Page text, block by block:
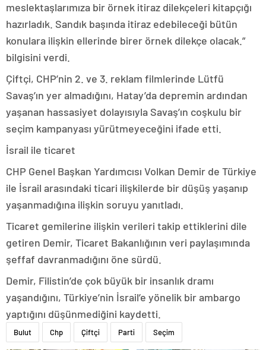
meslektaşlarımıza bir örnek itiraz dilekçeleri kitapçığı
hazırladık. Sandık başında itiraz edebileceği bütün
konulara ilişkin ellerinde birer örnek dilekçe olacak.”
bilgisini verdi.
Çiftçi, CHP’nin 2. ve 3. reklam filmlerinde Lütfü
Savaş’ın yer almadığını, Hatay’da depremin ardından
yaşanan hassasiyet dolayısıyla Savaş’ın coşkulu bir
seçim kampanyası yürütmeyeceğini ifade etti.
İsrail ile ticaret
CHP Genel Başkan Yardımcısı Volkan Demir de Türkiye
ile İsrail arasındaki ticari ilişkilerde bir düşüş yaşanıp
yaşanmadığına ilişkin soruyu yanıtladı.
Ticaret gemilerine ilişkin verileri takip ettiklerini dile
getiren Demir, Ticaret Bakanlığının veri paylaşımında
şeffaf davranmadığını öne sürdü.
Demir, Filistin’de çok büyük bir insanlık dramı
yaşandığını, Türkiye’nin İsrail’e yönelik bir ambargo
yaptığını düşünmediğini kaydetti.
Bulut Chp Çiftçi Parti Seçim